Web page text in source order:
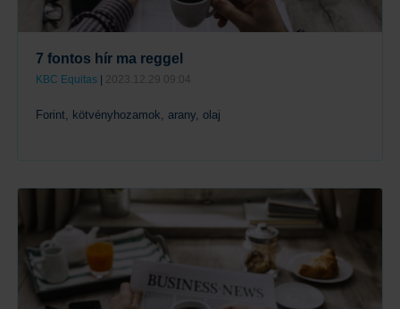
7 fontos hír ma reggel
KBC Equitas | 2023.12.29 09:04
Forint, kötvényhozamok, arany, olaj